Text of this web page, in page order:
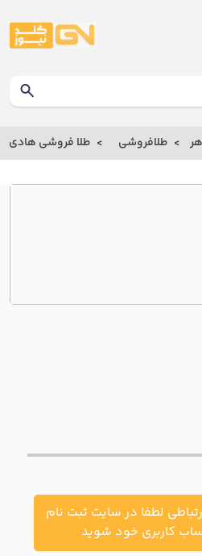
طلافروشی طلا فروشی هادي
لطفا در سایت ثبت نام
کاربری خود شوید